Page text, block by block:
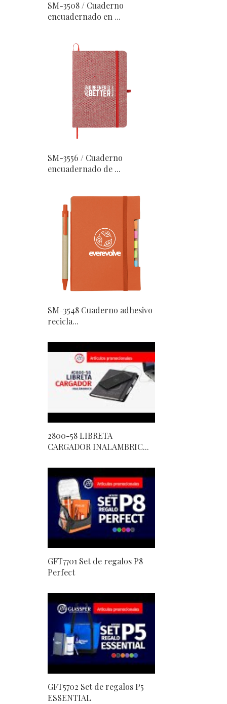
SM-3508 / Cuaderno
encuadernado en ...
SM-3556 / Cuaderno
encuadernado de ...
SM-3548 Cuaderno adhesivo
recicla...
2800-58 LIBRETA
CARGADOR INALAMBRIC...
GFT7701 Set de regalos P8
Perfect
GFT5702 Set de regalos P5
ESSENTIAL